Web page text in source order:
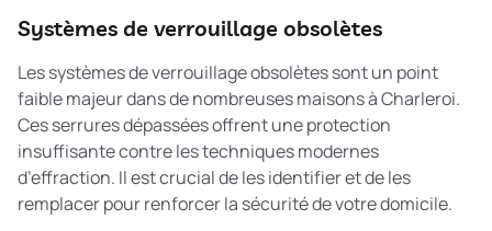
Systèmes de verrouillage obsolètes
Les systèmes de verrouillage obsolètes sont un point
faible majeur dans de nombreuses maisons à Charleroi.
Ces serrures dépassées offrent une protection
insuffisante contre les techniques modernes
d’effraction. Il est crucial de les identifier et de les
remplacer pour renforcer la sécurité de votre domicile.